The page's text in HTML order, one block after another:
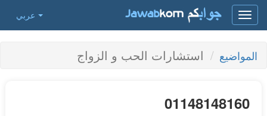
عربي
Toggle
navigation
المواضيع استشارات الحب و الزواج
01148148160